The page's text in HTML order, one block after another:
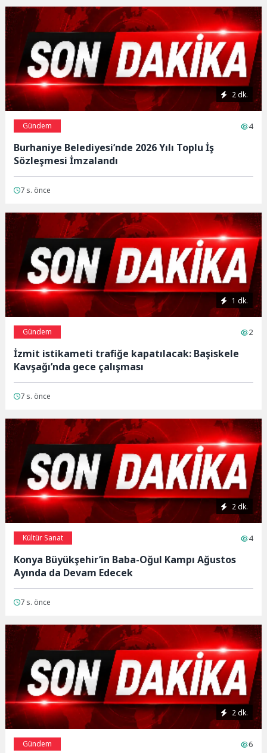
2 dk.
Gündem 4
Burhaniye Belediyesi’nde 2026 Yılı Toplu İş
Sözleşmesi İmzalandı
7 s. önce
1 dk.
Gündem 2
İzmit istikameti trafiğe kapatılacak: Başiskele
Kavşağı’nda gece çalışması
7 s. önce
2 dk.
Kültür Sanat 4
Konya Büyükşehir’in Baba-Oğul Kampı Ağustos
Ayında da Devam Edecek
7 s. önce
2 dk.
Gündem 6